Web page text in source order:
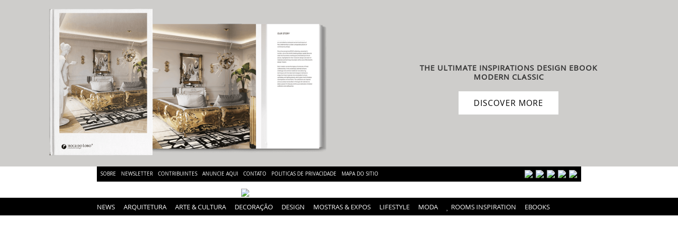
THE ULTIMATE INSPIRATIONS DESIGN EBOOK
MODERN CLASSIC
DISCOVER MORE
SOBRE NEWSLETTER CONTRIBUINTES ANUNCIE AQUI CONTATO POLITICAS DE PRIVACIDADE MAPA DO SITIO
NEWS ARQUITETURA ARTE & CULTURA DECORAÇÃO DESIGN MOSTRAS & EXPOS LIFESTYLE MODA ROOMS INSPIRATION EBOOKS